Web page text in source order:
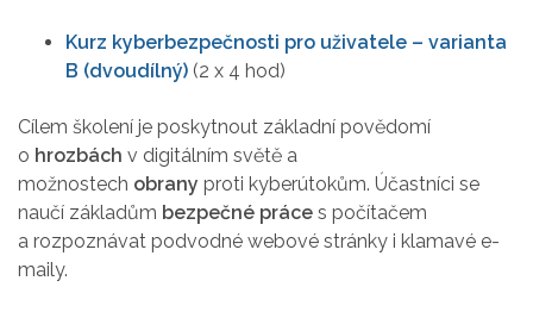
Kurz kyberbezpečnosti pro uživatele – varianta
B (dvoudílný) (2 x 4 hod)
​​​Cílem školení je poskytnout základní povědomí
o hrozbách v digitálním světě a
možnostech obrany proti kyberútokům. Účastníci se
naučí základům bezpečné práce s počítačem
a rozpoznávat podvodné webové stránky i klamavé e-
maily.